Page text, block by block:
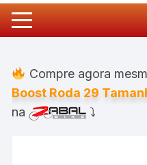
Compre agora
Boost Roda 29
na
⤵